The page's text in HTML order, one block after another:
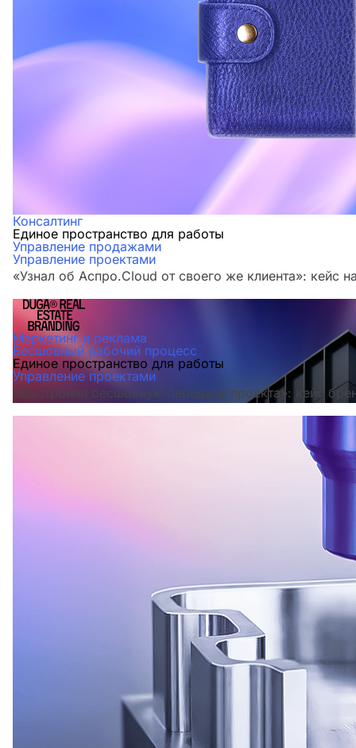
Консалтинг
Единое пространство для работы
Управление продажами
Управление проектами
«Узнал об Аспро.Cloud от своего же клиента»: кейс
Маркетинг и реклама
Бесшовный рабочий процесс
Единое пространство для работы
Управление проектами
«Выстроили бесшовную передачу проекта»: кейс